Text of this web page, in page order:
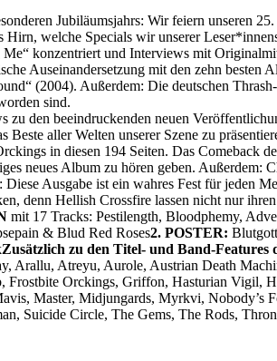
Jubiläumsjahrs: Wir feiern unseren
Hirn, welche Specials wir unserer
konzentriert und Interviews mit
Auseinandersetzung mit den zehn
(2004). Außerdem: Die deutschen
sind.
den beeindruckenden neuen
Beste aller Welten unserer Szene zu
in diesen 194 Seiten. Das Comeback
neues Album zu hören geben.
Ausgabe ist ein wahres Fest für jeden
denn Hellish Crossfire lassen nicht nur
mit 17 Tracks: Pestilength, Bloodphemy,
& Blud Red Roses2. POSTER:
Zusätzlich zu den Titel- und Band-Features
Arallu, Atreyu, Aurole, Austrian Death
Frostbite Orckings, Griffon, Hasturian
Master, Midjungards, Myrkvi, Nobody’s
Suicide Circle, The Gems, The Rods,